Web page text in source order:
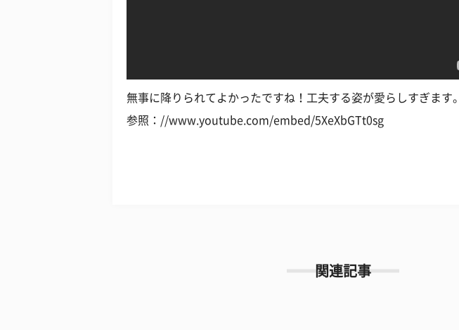
無事に降りられてよかったですね！工夫する姿が愛らしすぎます。
参照：//www.youtube.com/embed/5XeXbGTt0sg
関連記事